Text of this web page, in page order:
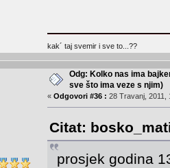
kak´ taj svemir i sve to...??
Odg: Kolko nas ima
sve što ima veze s njim)
« Odgovori #36 : 28 Travanj, 2011,
Citat:
prosjek godina